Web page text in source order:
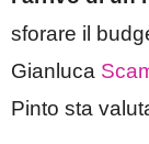
sforare il
Gianluca
Pinto sta